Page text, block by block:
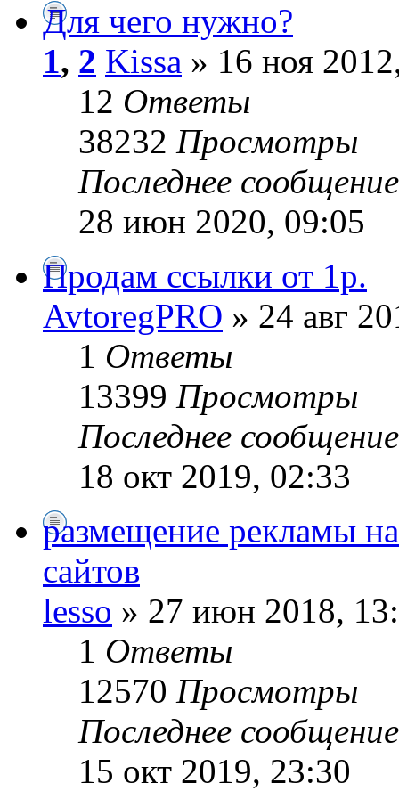
Для чего нужно?
1, 2 Kissa » 16 ноя
12 Ответы
38232 Просмотры
Последнее
28 июн 2020, 09:05
Продам ссылки от 1р.
AvtoregPRO » 24 авг
1 Ответы
13399 Просмотры
Последнее
18 окт 2019, 02:33
размещение рекламы
сайтов
lesso » 27 июн 2018,
1 Ответы
12570 Просмотры
Последнее
15 окт 2019, 23:30